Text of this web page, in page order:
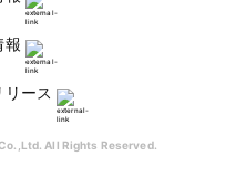
報
リース
All Rights Reserved.